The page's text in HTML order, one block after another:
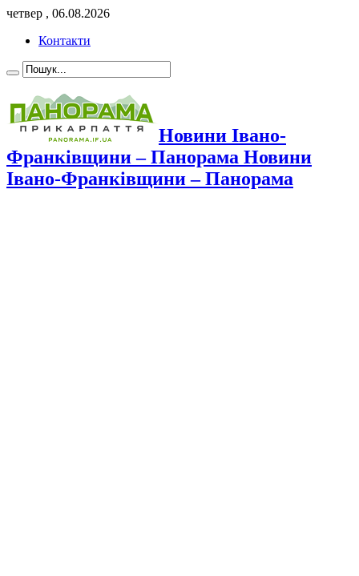
четвер , 06.08.2026
Контакти
Новини Івано-
Франківщини – Панорама Новини
Івано-Франківщини – Панорама